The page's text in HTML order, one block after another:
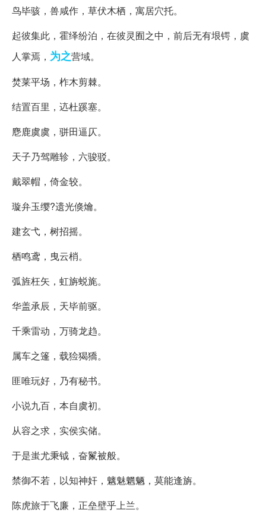
鸟毕骇，兽咸作，草伏木栖，寓居穴托。
起彼集此，霍绎纷泊，在彼灵囿之中，前后无有垠锷，虞
人掌焉， 为之营域。
焚莱平场，柞木剪棘。
结置百里，迒杜蹊塞。
麀鹿虞虞，骈田逼仄。
天子乃驾雕轸，六骏驳。
戴翠帽，倚金较。
璇弁玉缨?遗光倏爚。
建玄弋，树招摇。
栖鸣鸢，曳云梢。
弧旌枉矢，虹旃蜕旄。
华盖承辰，天毕前驱。
千乘雷动，万骑龙趋。
属车之篷，载猃猲獢。
匪唯玩好，乃有秘书。
小说九百，本自虞初。
从容之求，实侯实储。
于是蚩尤秉钺，奋鬣被般。
禁御不若，以知神奸，魑魅魍魉，莫能逢旃。
陈虎旅于飞廉，正垒壁乎上兰。